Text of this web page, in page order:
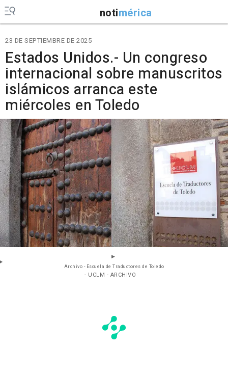
notimérica
23 DE SEPTIEMBRE DE 2025
Estados Unidos.- Un congreso
internacional sobre manuscritos
islámicos arranca este
miércoles en Toledo
Archivo - Escuela de Traductores de Toledo
- UCLM - ARCHIVO